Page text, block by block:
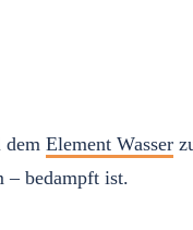
dem Element Wasser
– bedampft ist.